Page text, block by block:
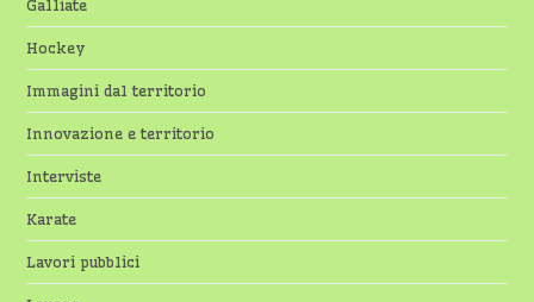
Galliate
Hockey
Immagini dal territorio
Innovazione e territorio
Interviste
Karate
Lavori pubblici